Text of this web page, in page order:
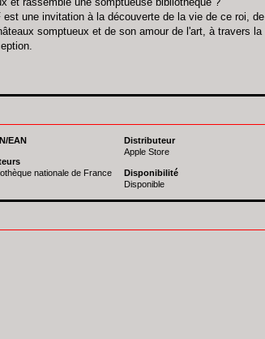
est une invitation à la découverte de la vie de ce roi, de
somptueux et de son amour de l'art, à travers la
EAN
nationale de France
Distributeur
Apple Store
Disponibilité
Disponible